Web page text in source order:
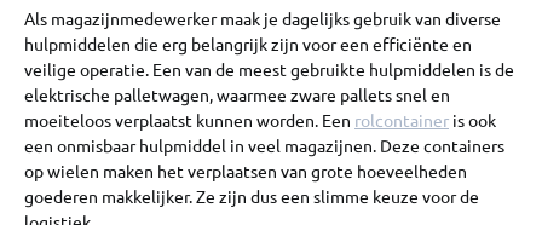
Als magazijnmedewerker maak je dagelijks gebruik van diverse
hulpmiddelen die erg belangrijk zijn voor een efficiënte en
veilige operatie. Een van de meest gebruikte hulpmiddelen is de
elektrische palletwagen, waarmee zware pallets snel en
moeiteloos verplaatst kunnen worden. Een rolcontainer is ook
een onmisbaar hulpmiddel in veel magazijnen. Deze containers
op wielen maken het verplaatsen van grote hoeveelheden
goederen makkelijker. Ze zijn dus een slimme keuze voor de